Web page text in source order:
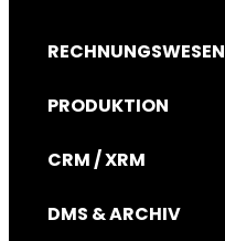
RECHNUNGSWESEN
PRODUKTION
CRM / XRM
DMS & ARCHIV